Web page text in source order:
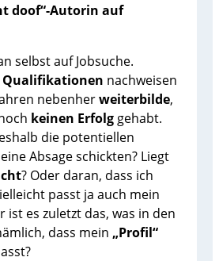
doof“-Autorin auf
selbst auf Jobsuche.
Qualifikationen nachweisen
nebenherweiterbilde,
keinen Erfolg gehabt.
die potentiellen
Absage schickten? Liegt
? Oder daran, dass ich
passt ja auch mein
ist es zuletzt das, was in den
dass mein „Profil“